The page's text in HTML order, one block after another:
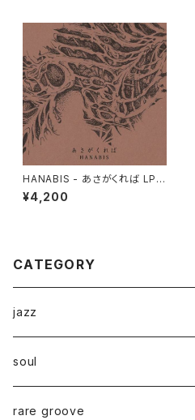
HANABIS - あさがくれば LP v
ersion "2LP"
¥4,200
CATEGORY
jazz
soul
rare groove